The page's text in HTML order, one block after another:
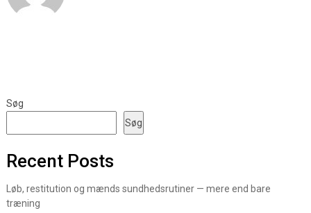
Søg
Søg
Recent Posts
Løb, restitution og mænds sundhedsrutiner — mere end bare
træning